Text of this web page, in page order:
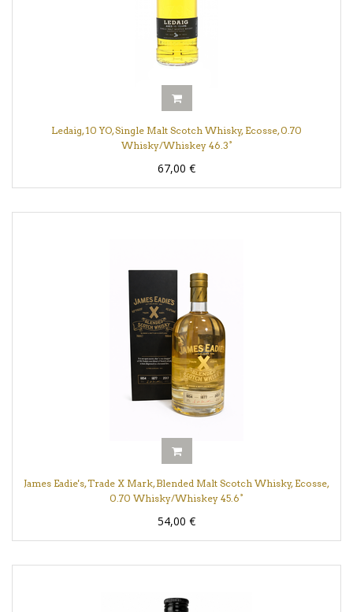
Ledaig, 10 YO, Single Malt Scotch Whisky, Ecosse, 0.70
Whisky/Whiskey 46.3°
67,00 €
James Eadie's, Trade X Mark, Blended Malt Scotch Whisky, Ecosse,
0.70 Whisky/Whiskey 45.6°
54,00 €